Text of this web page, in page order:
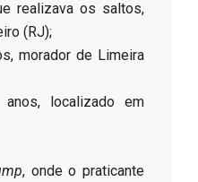
realizava os saltos,
(RJ);
morador de Limeira
localizado em
, onde o praticante